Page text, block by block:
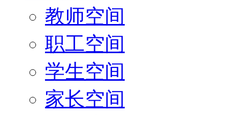
教师空间
职工空间
学生空间
家长空间